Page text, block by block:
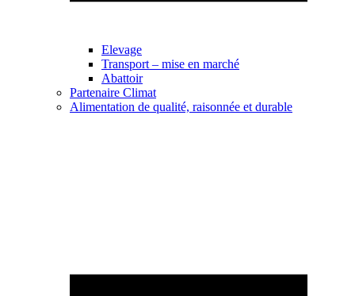
Elevage
Transport – mise en marché
Abattoir
Partenaire Climat
Alimentation de qualité, raisonnée et durable